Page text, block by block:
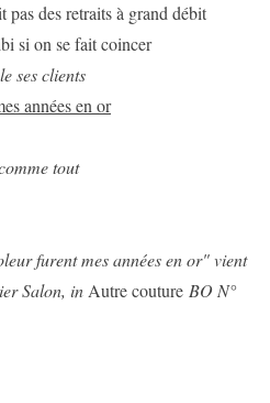
pas des retraits à grand débit
si on se fait coincer
ses clients
années en or
tout
furent mes années en or" vient
Salon, in Autre couture BO N°